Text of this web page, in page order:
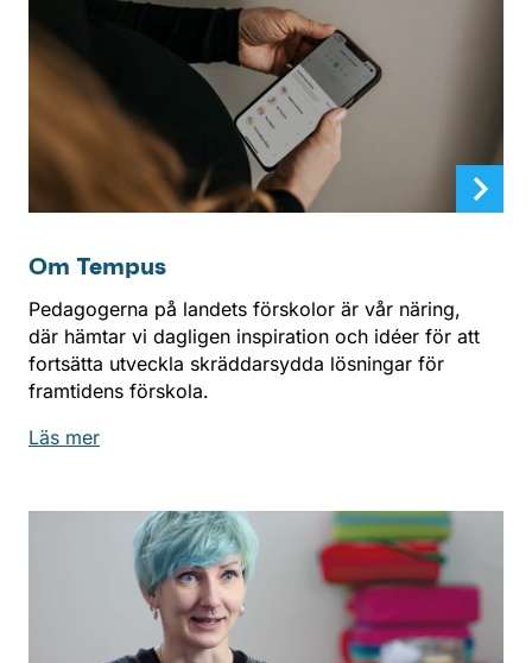
Om Tempus
Pedagogerna på landets förskolor är vår näring,
där hämtar vi dagligen inspiration och idéer för att
fortsätta utveckla skräddarsydda lösningar för
framtidens förskola.
Läs mer